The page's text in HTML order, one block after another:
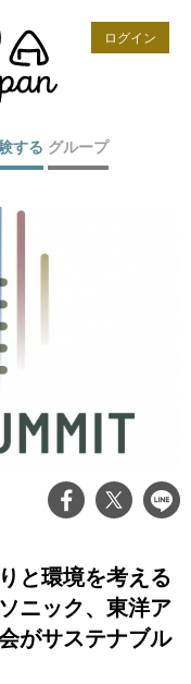
ログイン
する グループ
と環境を考える
ニック、東洋ア
がサステナブル